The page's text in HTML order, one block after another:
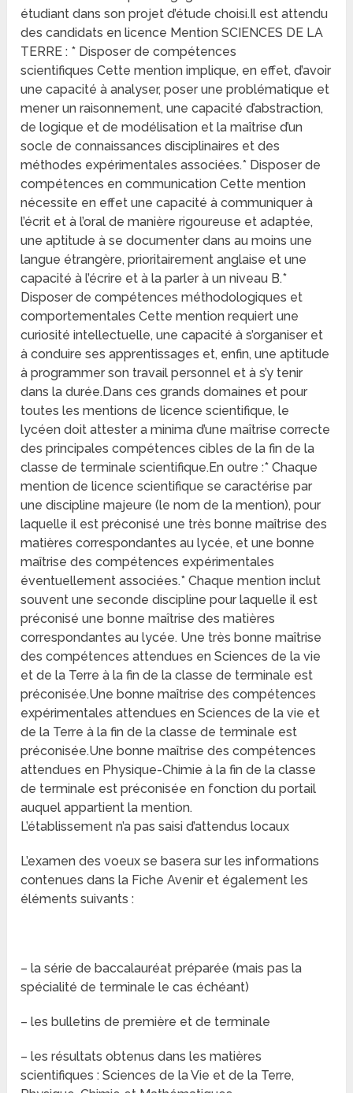
étudiant dans son projet d’étude choisi.Il est attendu
des candidats en licence Mention SCIENCES DE LA
TERRE : * Disposer de compétences
scientifiques Cette mention implique, en effet, d’avoir
une capacité à analyser, poser une problématique et
mener un raisonnement, une capacité d’abstraction,
de logique et de modélisation et la maîtrise d’un
socle de connaissances disciplinaires et des
méthodes expérimentales associées.* Disposer de
compétences en communication Cette mention
nécessite en effet une capacité à communiquer à
l’écrit et à l’oral de manière rigoureuse et adaptée,
une aptitude à se documenter dans au moins une
langue étrangère, prioritairement anglaise et une
capacité à l’écrire et à la parler à un niveau B.*
Disposer de compétences méthodologiques et
comportementales Cette mention requiert une
curiosité intellectuelle, une capacité à s’organiser et
à conduire ses apprentissages et, enfin, une aptitude
à programmer son travail personnel et à s’y tenir
dans la durée.Dans ces grands domaines et pour
toutes les mentions de licence scientifique, le
lycéen doit attester a minima d’une maîtrise correcte
des principales compétences cibles de la fin de la
classe de terminale scientifique.En outre :* Chaque
mention de licence scientifique se caractérise par
une discipline majeure (le nom de la mention), pour
laquelle il est préconisé une très bonne maîtrise des
matières correspondantes au lycée, et une bonne
maîtrise des compétences expérimentales
éventuellement associées.* Chaque mention inclut
souvent une seconde discipline pour laquelle il est
préconisé une bonne maîtrise des matières
correspondantes au lycée. Une très bonne maîtrise
des compétences attendues en Sciences de la vie
et de la Terre à la fin de la classe de terminale est
préconisée.Une bonne maîtrise des compétences
expérimentales attendues en Sciences de la vie et
de la Terre à la fin de la classe de terminale est
préconisée.Une bonne maîtrise des compétences
attendues en Physique-Chimie à la fin de la classe
de terminale est préconisée en fonction du portail
auquel appartient la mention.
L’établissement n’a pas saisi d’attendus locaux
L’examen des voeux se basera sur les informations
contenues dans la Fiche Avenir et également les
éléments suivants :
– la série de baccalauréat préparée (mais pas la
spécialité de terminale le cas échéant)
– les bulletins de première et de terminale
– les résultats obtenus dans les matières
scientifiques : Sciences de la Vie et de la Terre,